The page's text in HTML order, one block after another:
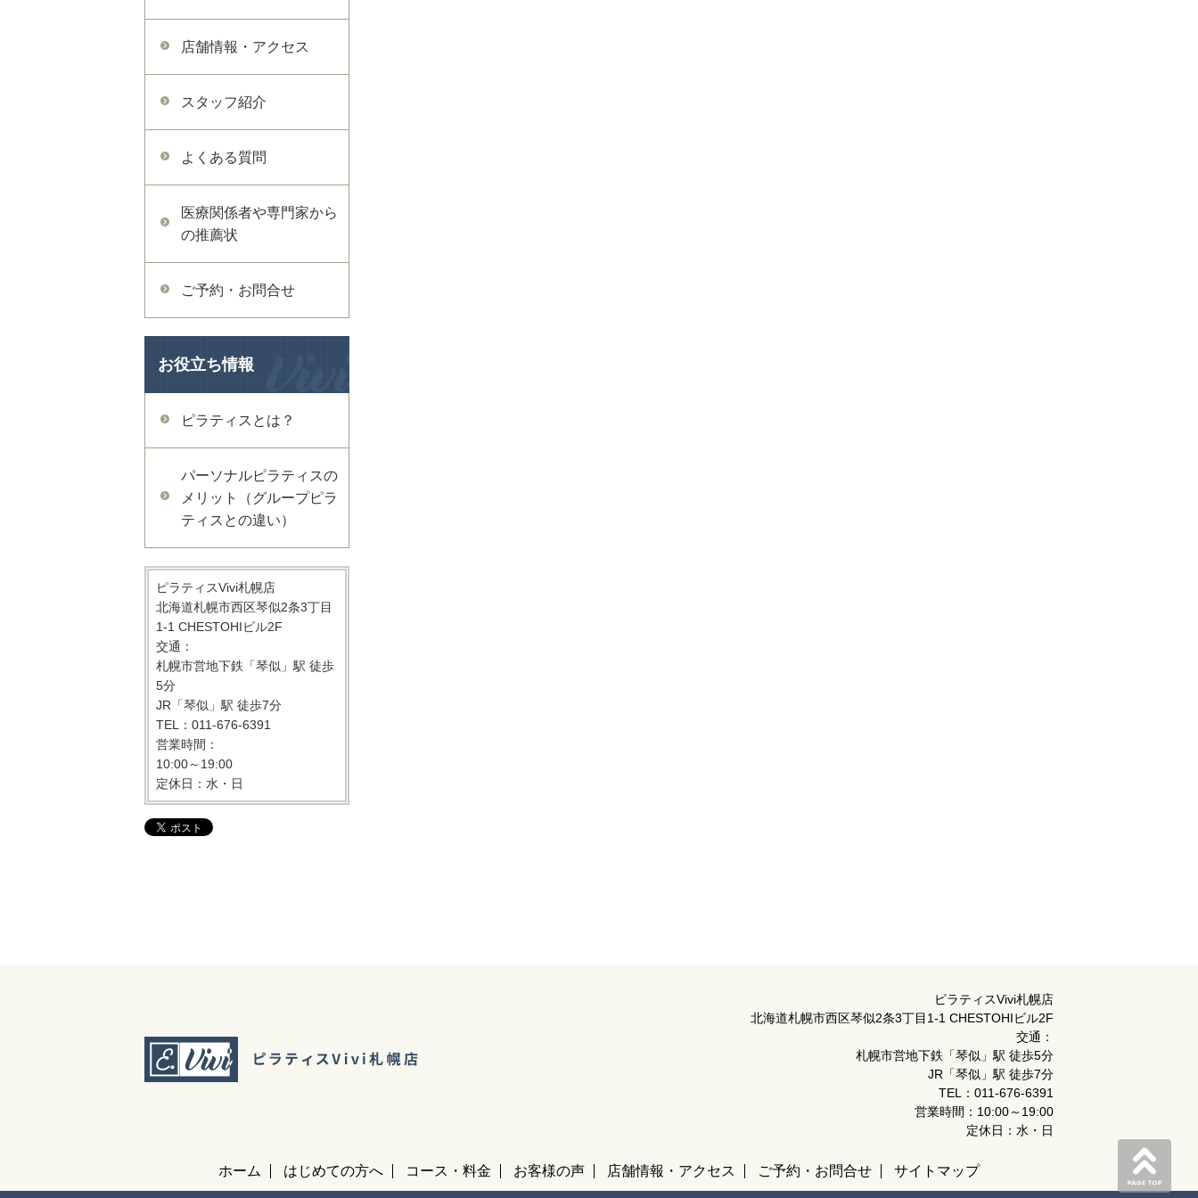
店舗情報・アクセス
スタッフ紹介
よくある質問
医療関係者や専門家から
の推薦状
ご予約・お問合せ
お役立ち情報
ピラティスとは？
パーソナルピラティスの
メリット（グループピラ
ティスとの違い）
ピラティスVivi札幌店
北海道札幌市西区琴似2条3丁目
1-1 CHESTOHIビル2F
交通：
札幌市営地下鉄「琴似」駅 徒歩
5分
JR「琴似」駅 徒歩7分
TEL：011-676-6391
営業時間：
10:00～19:00
定休日：水・日
ピラティスVivi札幌店
北海道札幌市西区琴似2条3丁目1-1 CHESTOHIビル2F
交通：
札幌市営地下鉄「琴似」駅 徒歩5分
JR「琴似」駅 徒歩7分
TEL：011-676-6391
営業時間：10:00～19:00
定休日：水・日
ホーム はじめての方へ コース・料金 お客様の声 店舗情報・アクセス ご予約・お問合せ サイトマップ